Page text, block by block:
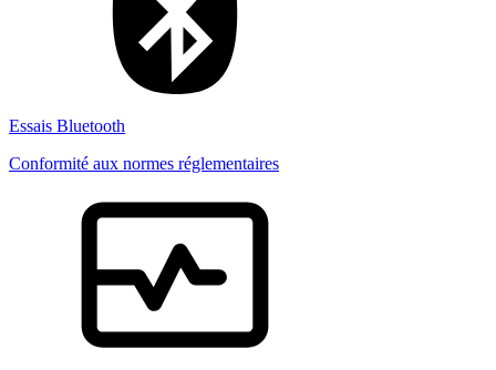
Essais Bluetooth
Conformité aux normes réglementaires